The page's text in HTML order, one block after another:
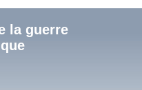
la guerre